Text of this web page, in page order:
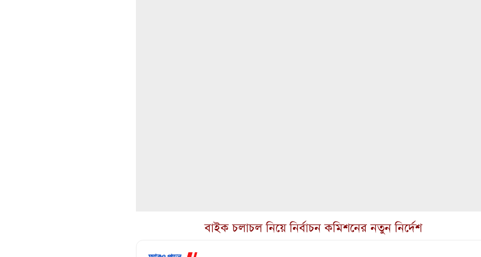
বাইক চলাচল নিয়ে নির্বাচন কমিশনের নতুন নির্দেশ